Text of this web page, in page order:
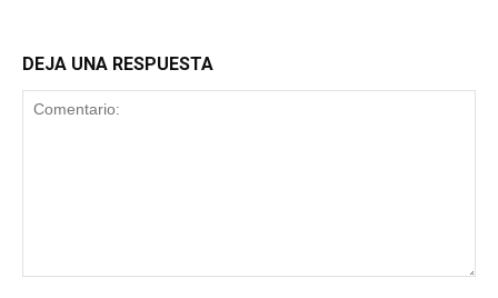
DEJA UNA RESPUESTA